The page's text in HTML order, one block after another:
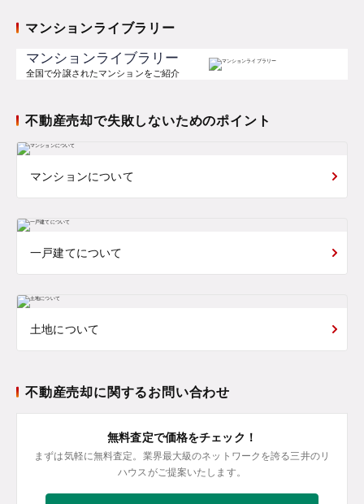
マンションライブラリー
マンションライブラリー
全国で分譲されたマンションをご紹介
不動産売却で失敗しないためのポイント
マンションについて
一戸建てについて
土地について
不動産売却に関するお問い合わせ
無料査定で価格をチェック！
まずは気軽に無料査定。業界最大級のネットワークを誇る三井のリ
ハウスがご提案いたします。